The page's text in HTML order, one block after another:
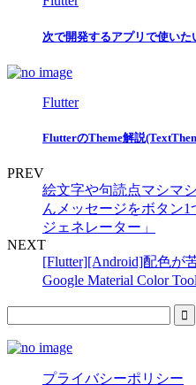
次で開発するアプリで使い
Flutter
FlutterのTheme解説
PREV
絵文字や句読点マシマ
んメッセージをボタン
ジェネレーター」
NEXT
[Flutter][Android]配色が
Google Material Color
プライバシーポリシー